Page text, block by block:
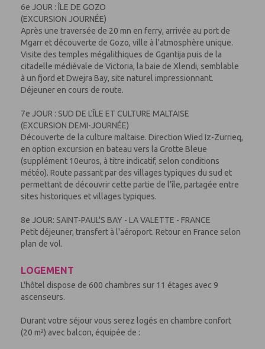
6e JOUR : ÎLE DE GOZO
(EXCURSION JOURNÉE)
Après une traversée de 20 mn en ferry, arrivée au port de
Mgarr et découverte de Gozo, ville à l'atmosphère unique.
Visite des temples mégalithiques de Ggantija puis de la
citadelle médiévale de Victoria, la baie de Xlendi, semblable
à un fjord et Dwejra Bay, site naturel impressionnant.
Déjeuner en cours de route.
7e JOUR : SUD DE L'ÎLE ET CULTURE MALTAISE
(EXCURSION DEMI-JOURNÉE)
Découverte de la culture maltaise. Direction Wied Iz-Zurrieq,
en option excursion en bateau vers la Grotte Bleue
(supplément 10euros, à titre indicatif, selon conditions
météo). Route passant par des villages typiques du sud et
permettant de découvrir cette partie de l'île, partagée entre
sites historiques et villages typiques.
8e JOUR: SAINT-PAUL'S BAY - LA VALETTE - FRANCE
Petit déjeuner, transfert à l'aéroport. Retour en France selon
plan de vol.
LOGEMENT
L'hôtel dispose de 600 chambres sur 11 étages avec 9
ascenseurs.
Durant votre séjour vous serez logés en chambre confort
(20 m²) avec balcon, équipée de :